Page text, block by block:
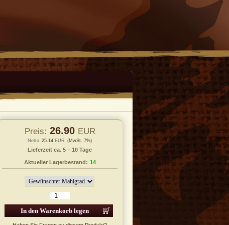
Preis: 26.90 EUR
Netto: 25.14 EUR (MwSt. 7%)
Lieferzeit ca. 5 – 10 Tage
Aktueller Lagerbestand: 14
In den Warenkorb legen